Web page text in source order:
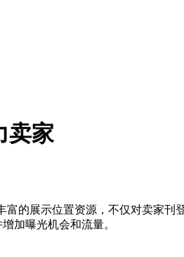
卖家
富的展示位置资源，不仅对卖家
加曝光机会和流量。